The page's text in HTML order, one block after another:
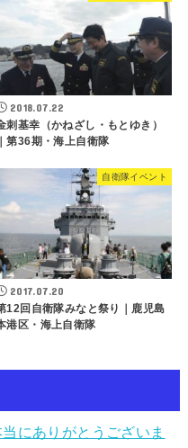
2018.07.22
刺基幸（かねざし・もとゆき）
｜第36期・海上自衛隊
自衛隊イベント
2017.07.20
12回自衛隊みなと祭り｜鹿児島
港区・海上自衛隊
にありがとうございま